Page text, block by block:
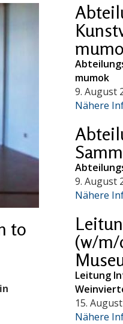
to
mumok
9. August
Nähere
9. August
Nähere
(w/m/
Leitung
15.
Nähere